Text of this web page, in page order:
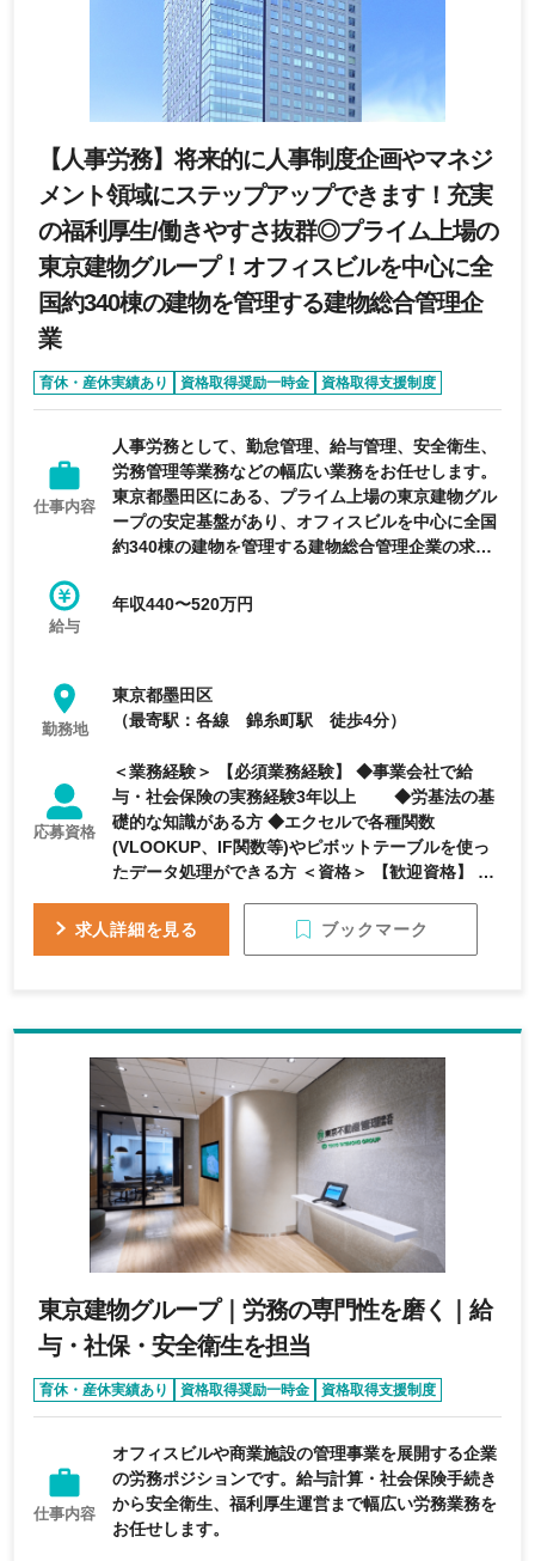
【人事労務】将来的に人事制度企画やマネジ
メント領域にステップアップできます！充実
の福利厚生/働きやすさ抜群◎プライム上場の
東京建物グループ！オフィスビルを中心に全
国約340棟の建物を管理する建物総合管理企
業
育休・産休実績あり 資格取得奨励一時金
資格取得支援制度
退職金制度あり
女性活躍
仕事内容
人事労務として、勤怠管理、給与管理、安全衛生、
労務管理等業務などの幅広い業務をお任せします。
東京都墨田区にある、プライム上場の東京建物グル
ープの安定基盤があり、オフィスビルを中心に全国
約340棟の建物を管理する建物総合管理企業の求人
給与
年収440〜520万円
勤務地
東京都墨田区
（最寄駅：各線 錦糸町駅 徒歩4分）
応募資格
＜業務経験＞ 【必須業務経験】 ◆事業会社で給
与・社会保険の実務経験3年以上 ◆労基法の基
礎的な知識がある方 ◆エクセルで各種関数
(VLOOKUP、IF関数等)やピボットテーブルを使っ
たデータ処理ができる方 ＜資格＞ 【歓迎資格】 ◆
お持ちの方 【求める人物像】 ◆コミュニケーショ
求人詳細を見る ブックマーク
東京建物グループ｜労務の専門性を磨く｜給
与・社保・安全衛生を担当
育休・産休実績あり 資格取得奨励一時金
資格取得支援制度
退職金制度あり
女性活躍
仕事内容
オフィスビルや商業施設の管理事業を展開する企業
の労務ポジションです。給与計算・社会保険手続き
から安全衛生、福利厚生運営まで幅広い労務業務を
お任せします。